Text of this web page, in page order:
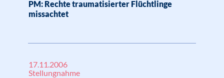
PM: Rechte traumatisierter Flüchtlinge
missachtet
17.11.2006
Stellungnahme